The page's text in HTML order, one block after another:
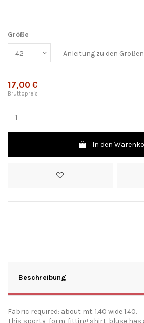
Größe
Anleitung zu den Größen
17,00 €
Bruttopreis
In den
Beschreibung
Fabric required: about mt. 1.40 wide 1.40.
This sporty, form-fitting shirt-bluse has